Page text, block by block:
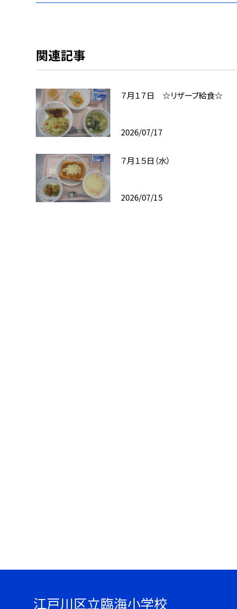
関連記事
７月１７日 ☆リザーブ給食☆
2026/07/17
７月１５日（水）
2026/07/15
江戸川区立臨海小学校